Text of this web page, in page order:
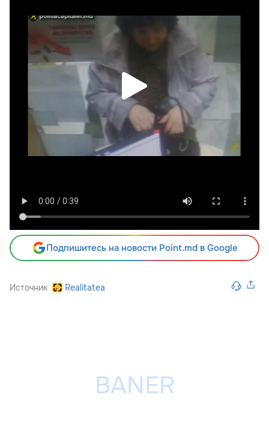
Подпишитесь на новости Point.md в Google
Источник Realitatea